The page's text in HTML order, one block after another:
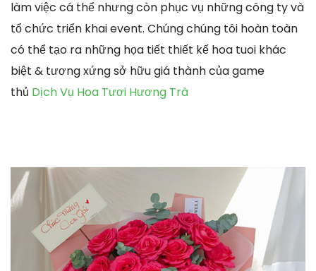
làm việc cá thể nhưng còn phục vụ những công ty và
tổ chức triển khai event. Chúng chúng tôi hoàn toàn
có thể tạo ra những họa tiết thiết kế hoa tuoi khác
biệt & tương xứng sở hữu giá thành của game
thủ Dịch Vụ Hoa Tươi Hương Trà